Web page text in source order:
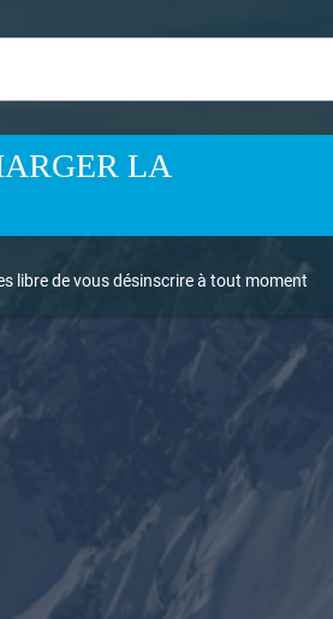
LA
libre de vous désinscrire à tout moment